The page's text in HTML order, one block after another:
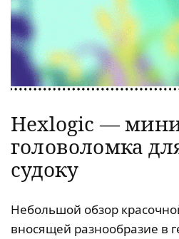
Hexlogic —
головоломка
судоку
Небольшой обзор
вносящей разнообразие в